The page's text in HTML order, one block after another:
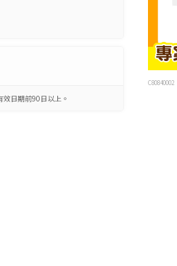
日期前90日以上。
C80840002